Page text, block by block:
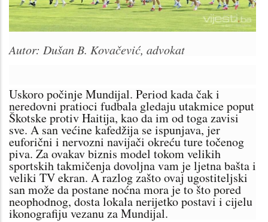
Autor: Dušan B. Kovačević, advokat
Uskoro počinje Mundijal. Period kada čak i
neredovni pratioci fudbala gledaju utakmice poput
Škotske protiv Haitija, kao da im od toga zavisi
sve. A san većine kafedžija se ispunjava, jer
euforični i nervozni navijači okreću ture točenog
piva. Za ovakav biznis model tokom velikih
sportskih takmičenja dovoljna vam je ljetna bašta i
veliki TV ekran. A razlog zašto ovaj ugostiteljski
san može da postane noćna mora je to što pored
neophodnog, dosta lokala nerijetko postavi i cijelu
ikonografiju vezanu za Mundijal.